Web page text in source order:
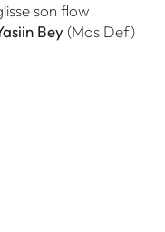
son flow
Bey (Mos Def)